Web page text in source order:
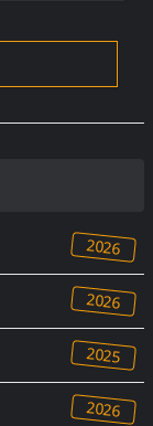
2026
2026
2025
2026